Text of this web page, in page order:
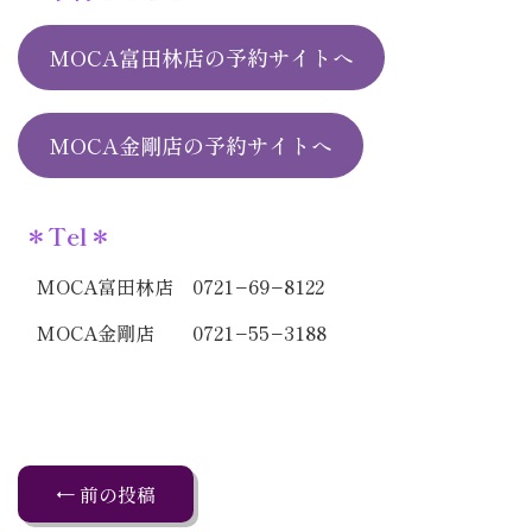
MOCA富田林店の予約サイトへ
MOCA金剛店の予約サイトへ
＊Tel＊
MOCA富田林店 0721−69−8122
MOCA金剛店 0721−55−3188
← 前の投稿